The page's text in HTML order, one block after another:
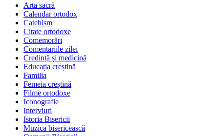
Arta sacră
Calendar ortodox
Catehism
Citate ortodoxe
Comemorări
Comentariile zilei
Credință și medicină
Educația creștină
Familia
Femeia creștină
Filme ortodoxe
Iconografie
Interviuri
Istoria Bisericii
Muzica bisericească